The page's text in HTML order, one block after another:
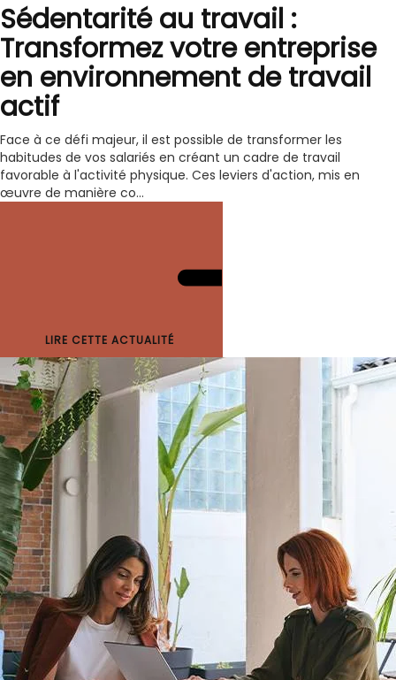
Sédentarité au travail :
Transformez votre entreprise
en environnement de travail
actif
Face à ce défi majeur, il est possible de transformer les
habitudes de vos salariés en créant un cadre de travail
favorable à l'activité physique. Ces leviers d'action, mis en
œuvre de manière co...
LIRE CETTE ACTUALITÉ